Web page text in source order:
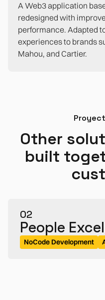
A Web3 application
redesigned with
performance. Adapted
experiences to brands
Mahou, and Cartier.
Other
built
02
People
NoCode Development